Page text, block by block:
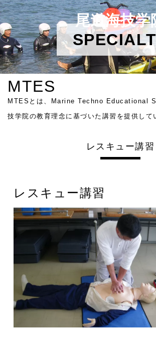
MTES
MTESとは、Marine Techno Educational
技学院の教育理念に基づいた講習を提供して
レスキュー講習
レスキュー講習
尾道海技学